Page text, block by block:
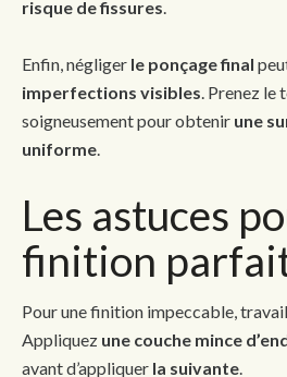
risque de fissures
Enfin, négliger le ponçage final
imperfections visibles . Prenez
soigneusement pour obtenir une
uniforme
Les astuces
finition
Pour une finition impeccable,
Appliquez une couche mince
avant d’appliquer la suivante